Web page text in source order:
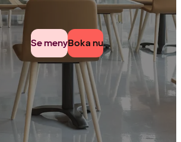
Se menyBoka nu